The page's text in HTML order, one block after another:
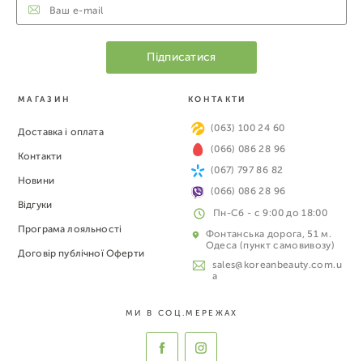
МАГАЗИН
Доставка і оплата
Контакти
Новини
Відгуки
Програма лояльності
Договір публічної Оферти
КОНТАКТИ
(063) 100 24 60
(066) 086 28 96
(067) 797 86 82
(066) 086 28 96
Пн-Сб - с 9:00 до 18:00
Фонтанська дорога, 51 м.
Одеса (пункт самовивозу)
sales@koreanbeauty.com.u
a
МИ В СОЦ.МЕРЕЖАХ